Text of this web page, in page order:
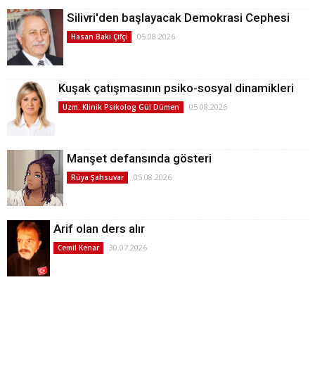
Silivri'den başlayacak Demokrasi Cephesi
Hasan Baki Çifçi 05.08.2026
Kuşak çatışmasının psiko-sosyal dinamikleri
Uzm. Klinik Psikolog Gül Dümen 05.08.2026
Manşet defansında gösteri
Rüya Şahsuvar 05.08.2026
Arif olan ders alır
Cemil Kenar 30.07.2026